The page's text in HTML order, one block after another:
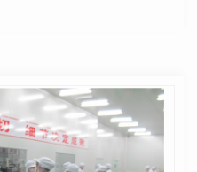
当地人和游客喜爱。肉…